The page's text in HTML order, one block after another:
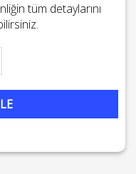
tüm detaylarını